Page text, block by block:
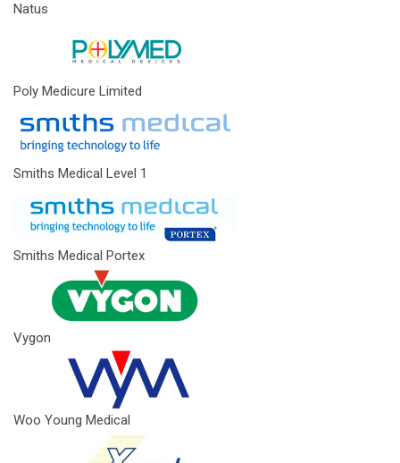
Natus
Poly Medicure Limited
Smiths Medical Level 1
Smiths Medical Portex
Vygon
Woo Young Medical